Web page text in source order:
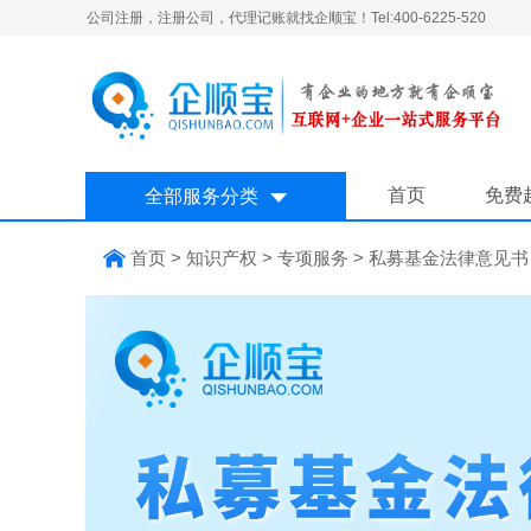
公司注册，注册公司，代理记账就找企顺宝！Tel:400-6225-520
全部服务分类 首页 免费
首页 > 知识产权 > 专项服务 > 私募基金法律意见书